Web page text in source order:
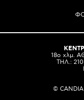
18o χλμ.
ΤΗΛ.:
© CANDIA